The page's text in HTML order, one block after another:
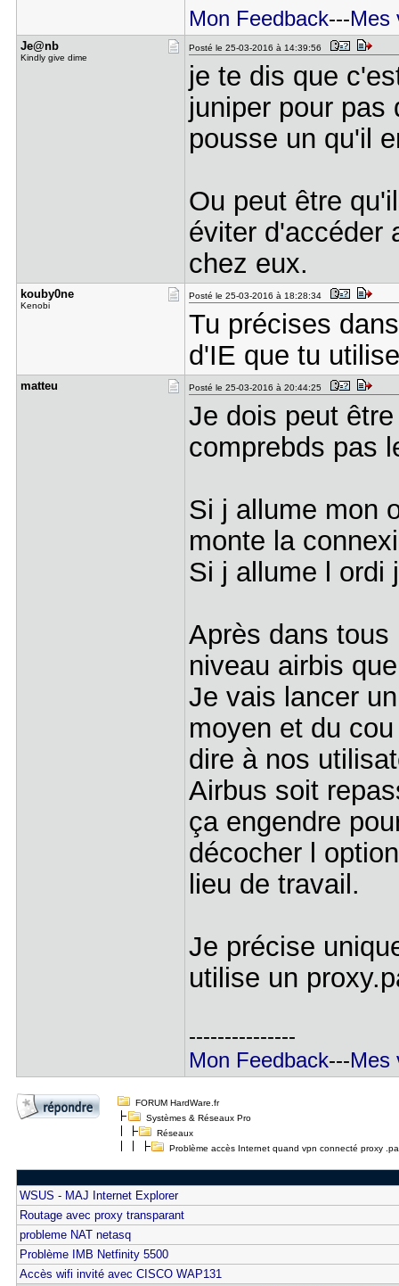
Mon Feedback---Mes
Je@nb
Kindly give dime
Posté le 25-03-2016 à 14:39:56
je te dis que
juniper pour pas
pousse un qu'il
Ou peut être
éviter d'accéder
chez eux.
kouby0ne
Kenobi
Posté le 25-03-2016 à 18:28:34
Tu précises
d'IE que tu
matteu Posté le 25-03-2016 à 20:44:25
Je dois peut
comprebds pas
Si j allume mon
monte la
Si j allume l ordi
Après dans
niveau airbis
Je vais lancer
moyen et du
dire à nos
Airbus soit
ça engendre
décocher l
lieu de travail.
Je précise
utilise un
---------------
Mon Feedback---Mes
FORUM HardWare.fr
Systèmes & Réseaux Pro
Réseaux
Problème accès Internet quand vpn connecté proxy
WSUS - MAJ Internet Explorer
Routage avec proxy transparant
probleme NAT netasq
Problème IMB Netfinity 5500
Accès wifi invité avec CISCO WAP131